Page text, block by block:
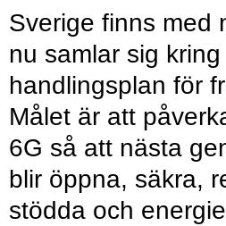
Sverige finns med
nu samlar sig
handlingsplan för
Målet är att
6G så att nästa
blir öppna, säkra,
stödda och